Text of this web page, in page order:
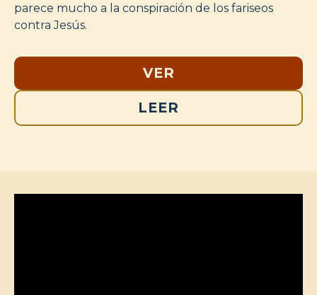
parece mucho a la conspiración de los fariseos
contra Jesús.
VER
LEER